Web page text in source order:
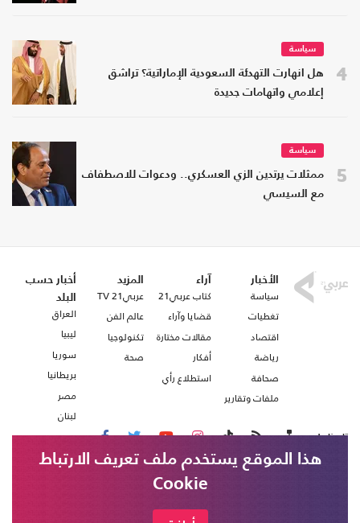
4
سياسة
هل انهارت التهدئة السعودية الإماراتية؟ تراشق
إعلامي واتهامات جديدة
5
سياسة
ممثلات يرتدين الزي العسكري.. ودعوات للاصطفاف
مع السيسي
الأخبار
سياسة
تغطيات
اقتصاد
رياضة
صحافة
ملفات وتقارير
آراء
كتاب عربي21
قضايا وآراء
مقالات مختارة
أفكار
استطلاع رأي
المزيد
عربي21 TV
عالم الفن
تكنولوجيا
صحة
أخبار حسب
البلد
العراق
ليبيا
سوريا
بريطانيا
مصر
لبنان
تابعنا على
هذا الموقع يستخدم ملف تعريف الارتباط
Cookie